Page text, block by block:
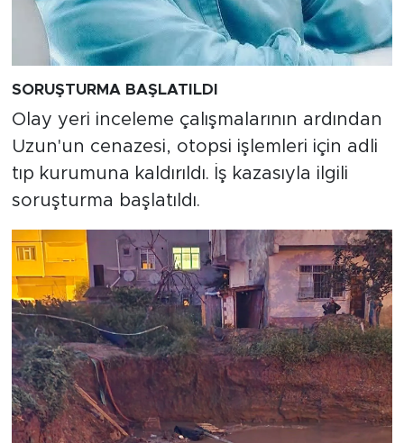
SORUŞTURMA BAŞLATILDI
Olay yeri inceleme çalışmalarının ardından
Uzun'un cenazesi, otopsi işlemleri için adli
tıp kurumuna kaldırıldı. İş kazasıyla ilgili
soruşturma başlatıldı.